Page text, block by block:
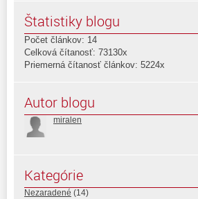
Štatistiky blogu
Počet článkov: 14
Celková čítanosť: 73130x
Priemerná čítanosť článkov: 5224x
Autor blogu
miralen
Kategórie
Nezaradené (14)